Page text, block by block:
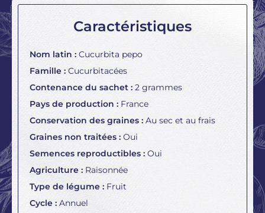
Caractéristiques
Nom latin : Cucurbita pepo
Famille : Cucurbitacées
Contenance du sachet : 2 grammes
Pays de production : France
Conservation des graines : Au sec et au frais
Graines non traitées : Oui
Semences reproductibles : Oui
Agriculture : Raisonnée
Type de légume : Fruit
Cycle : Annuel